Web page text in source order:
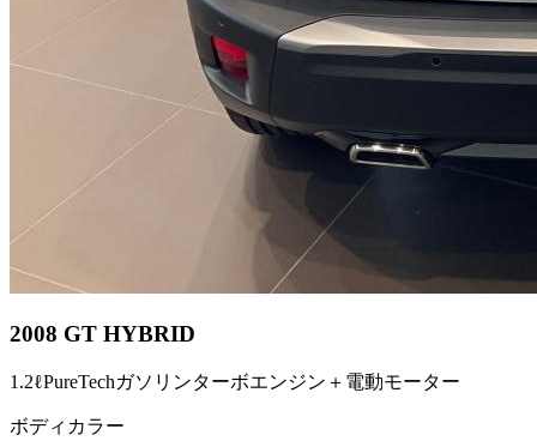
2008 GT HYBRID
1.2ℓPureTechガソリンターボエンジン＋電動モーター
ボディカラー